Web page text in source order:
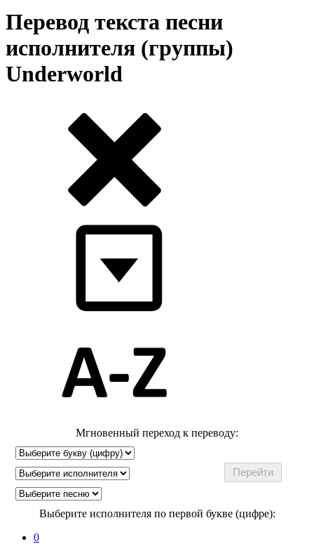
Перевод текста песни
исполнителя (группы)
Underworld
Мгновенный переход к переводу:
Выберите исполнителя по первой букве (цифре):
0